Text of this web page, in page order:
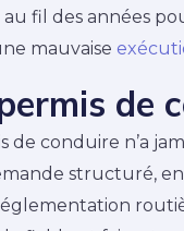
fil des années
mauvaise
de
de conduire n’a
structuré,